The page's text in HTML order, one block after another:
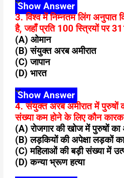
Show Answer
3. विश्व में निम्नतम लिंग अनुपात
है, जहाँ प्रति 100 स्त्रियों पर
(A) ओमान
(B) संयुक्त अरब अमीरात
(C) जापान
(D) भारत
Show Answer
4. संयुक्त अरब अमीरात में पुरुषों
संख्या कम होने के लिए कौन कारक
(A) रोजगार की खोज में पुरुषों
(B) लड़कियों की अपेक्षा लड़कों
(C) महिलाओं की बड़ी संख्या में
(D) कन्या भ्रूण हत्या